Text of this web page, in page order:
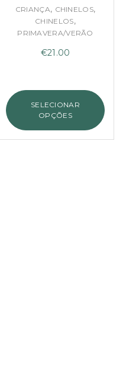
CRIANÇA, CHINELOS,
CHINELOS,
PRIMAVERA/VERÃO
€21.00
SELECIONAR
OPÇÕES